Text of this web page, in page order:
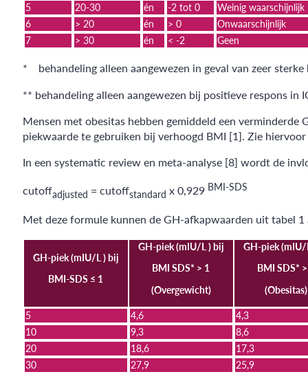
5 20-30 én -2 tot 0
Weinig waarschijnlijk
6
> 20 én > 0
Onwaarschijnlijk
7
> 30 én < -2 Geen
* behandeling alleen aangewezen in geval van zeer
** behandeling alleen aangewezen bij positieve respons in
Mensen met obesitas hebben gemiddeld een
piekwaarde te gebruiken bij verhoogd BMI [1]. Zie
In een systematic review en meta-analyse [8] wordt de
cutoffadjusted = cutoffstandard x 0,929 BMI-SDS
Met deze formule kunnen de GH-afkapwaarden uit tabel
GH-piek (mIU/L ) bij
BMI-SDS ≤ 1
GH-piek (mIU/L ) bij
BMI SDS* > 1
(Overgewicht)
GH-piek (mIU/
BMI SDS*
(Obesitas)
5
4,6
4,3
10
9,3
8,6
20
18,6
17,3
30
27,9 25,9